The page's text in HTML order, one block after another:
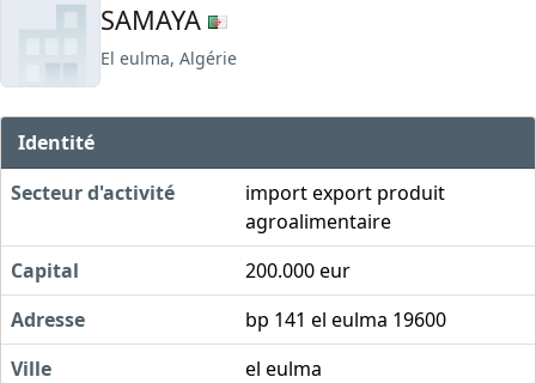
SAMAYA
El eulma, Algérie
Identité
Secteur d'activité
import export produit
agroalimentaire
Capital
200.000 eur
Adresse
bp 141 el eulma 19600
Ville
el eulma